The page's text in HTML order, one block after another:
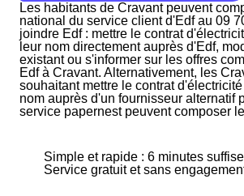
Les habitants de Cravant peuvent
national du service client d'Edf au 09
joindre Edf : mettre le contrat
leur nom directement auprès d'Edf,
existant ou s'informer sur les offres
Edf à Cravant. Alternativement, les
souhaitant mettre le contrat
nom auprès d'un fournisseur alternatif
service papernest peuvent composer
Simple et rapide : 6 minutes
Service gratuit et sans